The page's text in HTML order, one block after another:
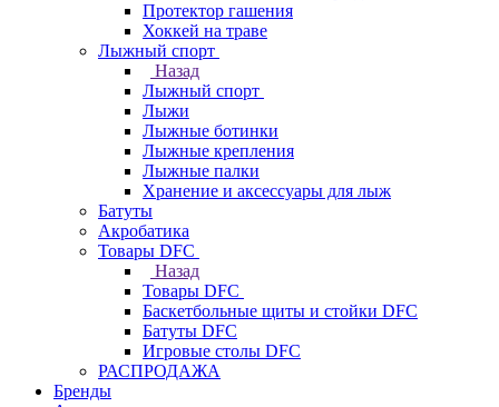
Протектор гашения
Хоккей на траве
Лыжный спорт
Назад
Лыжный спорт
Лыжи
Лыжные ботинки
Лыжные крепления
Лыжные палки
Хранение и аксессуары для лыж
Батуты
Акробатика
Товары DFC
Назад
Товары DFC
Баскетбольные щиты и стойки DFC
Батуты DFC
Игровые столы DFC
РАСПРОДАЖА
Бренды